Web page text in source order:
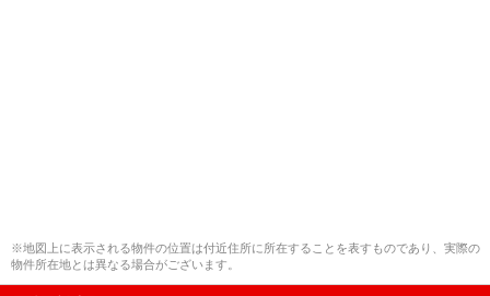
※地図上に表示される物件の位置は付近住所に所在することを表すものであり、実際の
物件所在地とは異なる場合がございます。